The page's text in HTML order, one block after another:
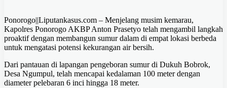
Ponorogo||Liputankasus.com – Menjelang musim kemarau,
Kapolres Ponorogo AKBP Anton Prasetyo telah mengambil langkah
proaktif dengan membangun sumur dalam di empat lokasi berbeda
untuk mengatasi potensi kekurangan air bersih.
Dari pantauan di lapangan pengeboran sumur di Dukuh Bobrok,
Desa Ngumpul, telah mencapai kedalaman 100 meter dengan
diameter pelebaran 6 inci hingga 18 meter.